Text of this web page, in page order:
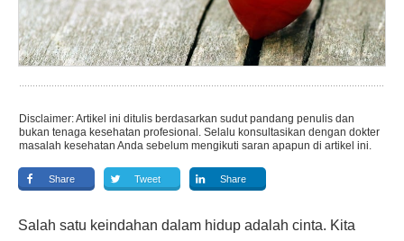
Disclaimer: Artikel ini ditulis berdasarkan sudut pandang penulis dan
bukan tenaga kesehatan profesional. Selalu konsultasikan dengan dokter
masalah kesehatan Anda sebelum mengikuti saran apapun di artikel ini.
Share Tweet Share
Salah satu keindahan dalam hidup adalah cinta. Kita